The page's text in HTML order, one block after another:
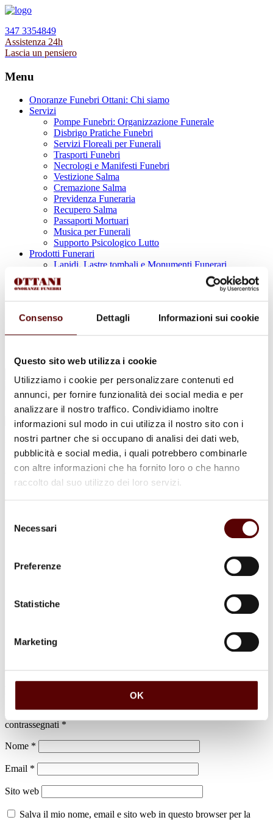
Consenso Dettagli Informazioni sui cookie
Questo sito web utilizza i cookie
Utilizziamo i cookie per personalizzare contenuti ed
annunci, per fornire funzionalità dei social media e per
analizzare il nostro traffico. Condividiamo inoltre
informazioni sul modo in cui utilizza il nostro sito con i
nostri partner che si occupano di analisi dei dati web,
pubblicità e social media, i quali potrebbero combinarle
con altre informazioni che ha fornito loro o che hanno
raccolto dal suo utilizzo dei loro servizi.
delNecessari
Preferenze
Statistiche
Marketing
OK
347 3354849
Assistenza 24h
Lascia un pensiero
Menu
Onoranze Funebri Ottani: Chi siamo
Servizi
Pompe Funebri: Organizzazione Funerale
Disbrigo Pratiche Funebri
Servizi Floreali per Funerali
Trasporti Funebri
Necrologi e Manifesti Funebri
Vestizione Salma
Cremazione Salma
Previdenza Funeraria
Recupero Salma
Passaporti Mortuari
Musica per Funerali
Supporto Psicologico Lutto
Prodotti Funerari
Lapidi, Lastre tombali e Monumenti Funerari
Urne Cinerarie
Allestimento Funebre
Necrologi
per:
Luciana Ferranti
ved. Mezzetti
22 Gennaio 1930 - 10 Aprile 2023
Cimitero di Altedo
Il tuo indirizzo email non sarà pubblicato. I campi obbligatori sono
contrassegnati *
Nome *
Email *
Sito web
Salva il mio nome, email e sito web in questo browser per la